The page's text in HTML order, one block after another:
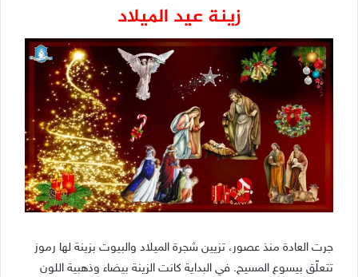
زينة عيد الميلاد
جرت العادة منذ عصور، تزيين شجرة الميلاد والبيوت بزينة لها رموز
تتعلّق بيسوع المسيح. في البداية كانت الزينة بيضاء وذهبية اللون